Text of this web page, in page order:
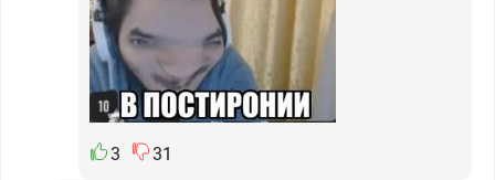
3 31